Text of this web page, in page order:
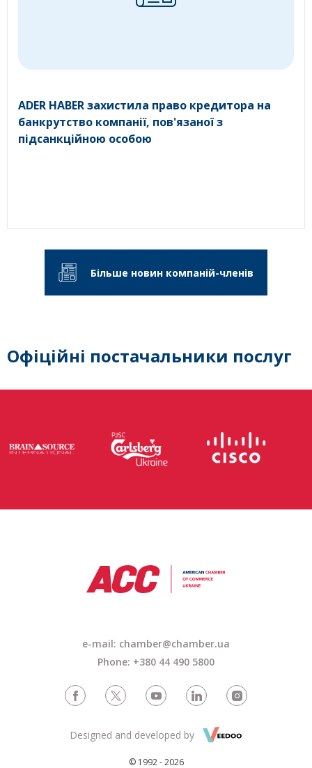
ADER HABER захистила право кредитора на
банкрутство компанії, пов'язаної з
підсанкційною особою
Більше новин компаній-членів
Офіційні постачальники послуг
e-mail: chamber@chamber.ua
Phone: +380 44 490 5800
© 1992 - 2026
Designed and developed by